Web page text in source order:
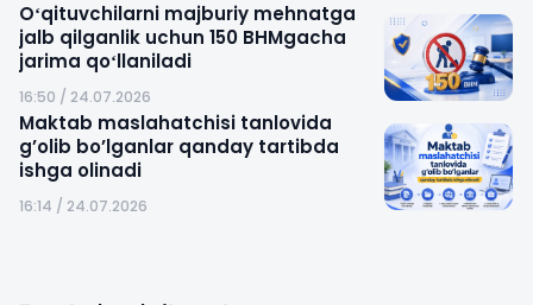
Oʻqituvchilarni majburiy mehnatga
jalb qilganlik uchun 150 BHMgacha
jarima qoʻllaniladi
16:50 / 24.07.2026
Maktab maslahatchisi tanlovida
g’olib bo’lganlar qanday tartibda
ishga olinadi
16:14 / 24.07.2026